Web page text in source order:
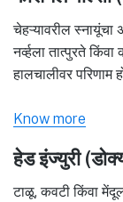
चेहऱ्यावरील स्नायूंचा
नर्व्हला तात्पुरते
हालचालीवर परिणाम
Know more
हेड इंज्युरी
टाळू, कवटी किंवा